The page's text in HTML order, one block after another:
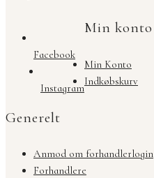
Facebook
Instagram
Min konto
Min Konto
Indkøbskurv
Generelt
Anmod om forhandlerlogin
Forhandlere